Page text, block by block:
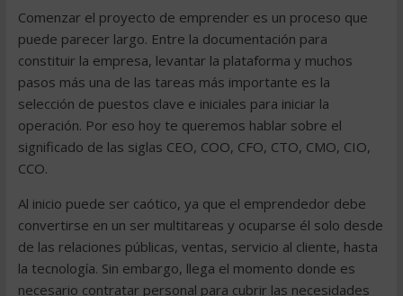
Comenzar el proyecto de emprender es un proceso que
puede parecer largo. Entre la documentación para
constituir la empresa, levantar la plataforma y muchos
pasos más una de las tareas más importante es la
selección de puestos clave e iniciales para iniciar la
operación. Por eso hoy te queremos hablar sobre el
significado de las siglas CEO, COO, CFO, CTO, CMO, CIO,
CCO.
Al inicio puede ser caótico, ya que el emprendedor debe
convertirse en un ser multitareas y ocuparse él solo desde
de las relaciones públicas, ventas, servicio al cliente, hasta
la tecnología. Sin embargo, llega el momento donde es
necesario contratar personal para cubrir las necesidades